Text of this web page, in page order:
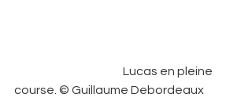
course. © Guillaume Debordeaux